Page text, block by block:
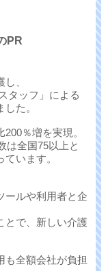
PR
、
タッフ」による
た。
％増を実現。
は全国75以上と
います。
ールや利用者と企
とで、新しい介護
全額会社が負担